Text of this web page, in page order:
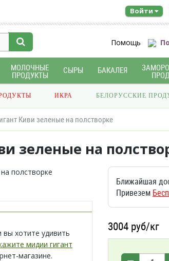
Войти
Помощь
МОЛОЧНЫЕ
ПРОДУКТЫ
СЫРЫ БАКАЛЕЯ
ИКРА БЕЛОРУССКИЕ
Киви зеленые на полстворке
зеленые на
хотите удивить
мидии гигант
магазине.
Ближайшая
Привезем
3004 руб/кг